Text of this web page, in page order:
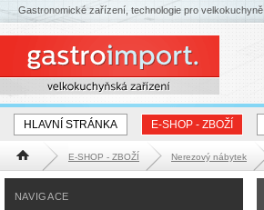
HLAVNÍ STRÁNKA E-SHOP - ZBOŽÍ
Hlavní stránka E-SHOP - ZBOŽÍ Nerezový nábytek
NAVIGACE
Gastronomické zařízení, technologie pro velkokuchyně